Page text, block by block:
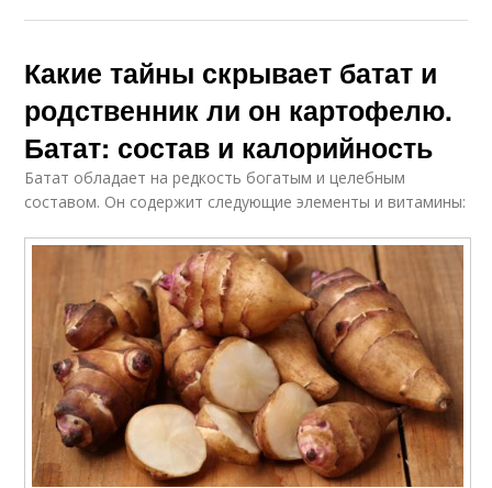
Какие тайны скрывает батат и
родственник ли он картофелю.
Батат: состав и калорийность
Батат обладает на редкость богатым и целебным
составом. Он содержит следующие элементы и витамины: